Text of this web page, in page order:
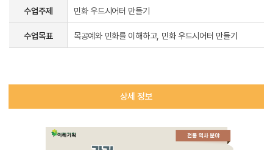
수업주제 민화 우드시어터 만들기
수업목표 목공예와 민화를 이해하고, 민화 우드시어터 만들기
상세 정보